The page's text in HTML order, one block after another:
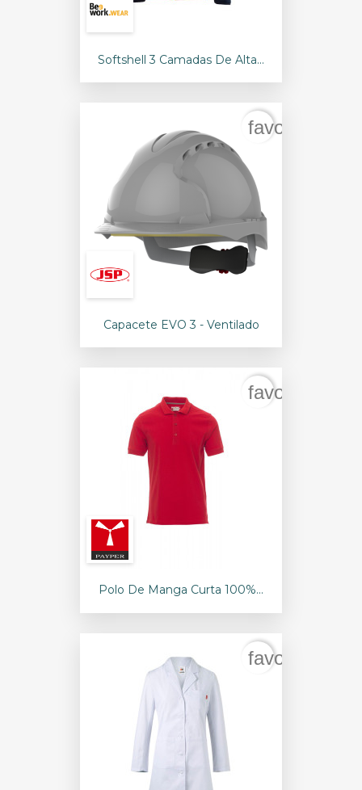
Softshell 3 Camadas De Alta...
Capacete EVO 3 - Ventilado
Polo De Manga Curta 100%...